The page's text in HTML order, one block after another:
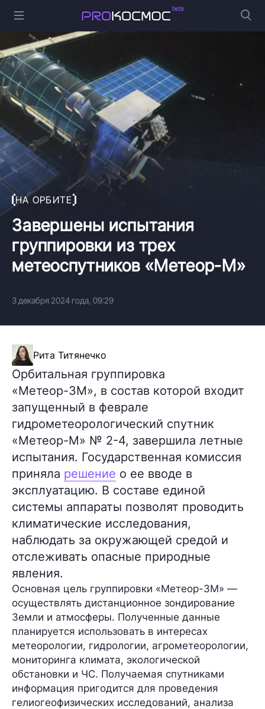
НА ОРБИТЕ
Завершены испытания
группировки из трех
метеоспутников «Метеор-М»
3 декабря 2024 года, 09:29
Рита Титянечко
Орбитальная группировка
«Метеор-3М», в состав которой входит
запущенный в феврале
гидрометеорологический спутник
«Метеор-М» № 2-4, завершила летные
испытания. Государственная комиссия
приняла решение о ее вводе в
эксплуатацию. В составе единой
системы аппараты позволят проводить
климатические исследования,
наблюдать за окружающей средой и
отслеживать опасные природные
явления.
Основная цель группировки «Метеор-3М» —
осуществлять дистанционное зондирование
Земли и атмосферы. Полученные данные
планируется использовать в интересах
метеорологии, гидрологии, агрометеорологии,
мониторинга климата, экологической
обстановки и ЧС. Получаемая спутниками
информация пригодится для проведения
гелиогеофизических исследований, анализа